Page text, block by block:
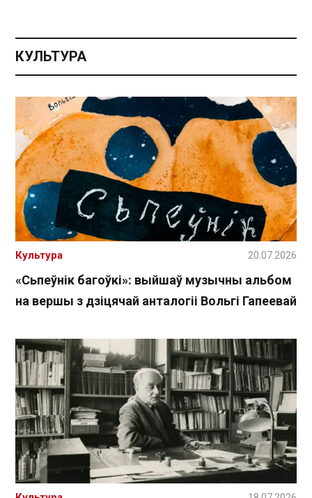
КУЛЬТУРА
«Сьпеўнік багоўкі»: выйшаў музычны альбом
на вершы з дзіцячай анталогіі Вольгі Гапеевай
Культура 20.07.2026